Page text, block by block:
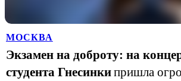
МОСКВА
Экзамен на доброту: на
студента Гнесинкипришла